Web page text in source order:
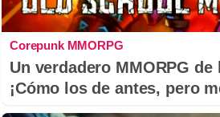
Corepunk MMORPG
Un verdadero MMORPG
¡Cómo los de antes, pero